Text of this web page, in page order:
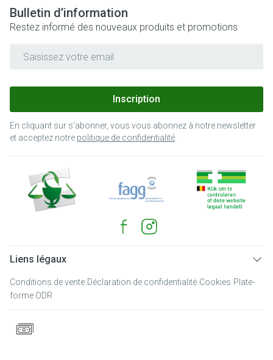
Bulletin d’information
Restez informé des nouveaux produits et promotions
Inscription
En cliquant sur s'abonner, vous vous abonnez à notre newsletter
et acceptez notre politique de confidentialité
Liens légaux
Conditions de vente Déclaration de confidentialité Cookies Plate-
forme ODR